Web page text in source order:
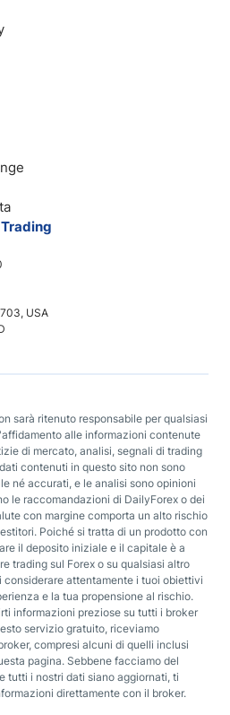
USA
sarà ritenuto responsabile per qualsiasi
alle informazioni contenute
di mercato, analisi, segnali di trading
contenuti in questo sito non sono
né accurati, e le analisi sono opinioni
le raccomandazioni di DailyForex o dei
con margine comporta un alto rischio
Poiché si tratta di un prodotto con
il deposito iniziale e il capitale è a
trading sul Forex o su qualsiasi altro
attentamente i tuoi obiettivi
e la tua propensione al rischio.
informazioni preziose su tutti i broker
servizio gratuito, riceviamo
compresi alcuni di quelli inclusi
pagina. Sebbene facciamo del
tutti i nostri dati siano aggiornati, ti
direttamente con il broker.